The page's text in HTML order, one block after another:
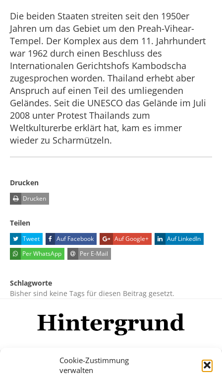
Cookie-Zustimmung
verwalten
Die beiden Staaten streiten seit den 1950er
Jahren um das Gebiet um den Preah-Vihear-
Tempel. Der Komplex aus dem 11. Jahrhundert
war 1962 durch einen Beschluss des
Internationalen Gerichtshofs Kambodscha
zugesprochen worden. Thailand erhebt aber
Anspruch auf einen Teil des umliegenden
Geländes. Seit die UNESCO das Gelände im Juli
2008 unter Protest Thailands zum
Weltkulturerbe erklärt hat, kam es immer
wieder zu Scharmützeln.
Drucken
Drucken
Teilen
Tweet Auf Facebook Auf Google+
Auf LinkedIn
Per WhatsApp
Per E-Mail
Schlagworte
Bisher sind keine Tags für diesen Beitrag gesetzt.